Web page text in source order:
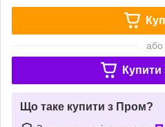
або
Купити
Що таке купити з Пром?